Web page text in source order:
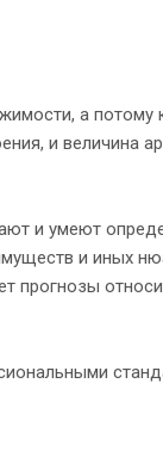
а потому
и величина
и умеют
и иных
прогнозы